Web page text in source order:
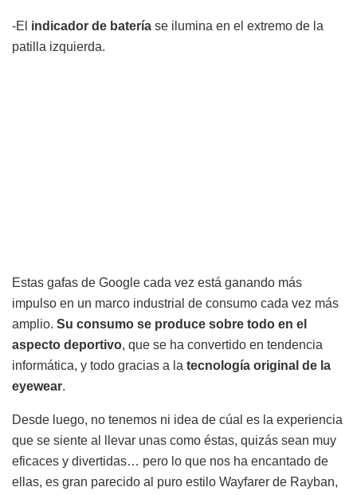
-El indicador de batería se ilumina en el extremo de la
patilla izquierda.
Estas gafas de Google cada vez está ganando más
impulso en un marco industrial de consumo cada vez más
amplio. Su consumo se produce sobre todo en el
aspecto deportivo, que se ha convertido en tendencia
informática, y todo gracias a la tecnología original de la
eyewear.
Desde luego, no tenemos ni idea de cúal es la experiencia
que se siente al llevar unas como éstas, quizás sean muy
eficaces y divertidas… pero lo que nos ha encantado de
ellas, es gran parecido al puro estilo Wayfarer de Rayban,